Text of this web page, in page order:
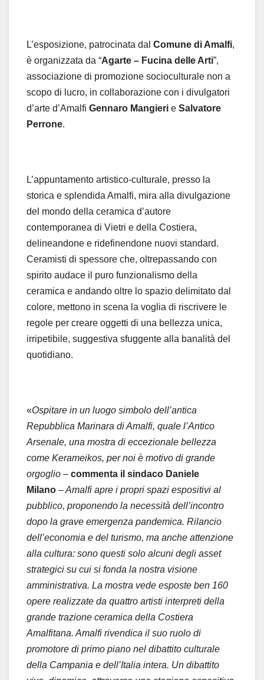
L’esposizione, patrocinata dal Comune di Amalfi,
è organizzata da “Agarte – Fucina delle Arti”,
associazione di promozione socioculturale non a
scopo di lucro, in collaborazione con i divulgatori
d’arte d’Amalfi Gennaro Mangieri e Salvatore
Perrone.
L’appuntamento artistico-culturale, presso la
storica e splendida Amalfi, mira alla divulgazione
del mondo della ceramica d’autore
contemporanea di Vietri e della Costiera,
delineandone e ridefinendone nuovi standard.
Ceramisti di spessore che, oltrepassando con
spirito audace il puro funzionalismo della
ceramica e andando oltre lo spazio delimitato dal
colore, mettono in scena la voglia di riscrivere le
regole per creare oggetti di una bellezza unica,
irripetibile, suggestiva sfuggente alla banalità del
quotidiano.
«Ospitare in un luogo simbolo dell’antica
Repubblica Marinara di Amalfi, quale l’Antico
Arsenale, una mostra di eccezionale bellezza
come Kerameikos, per noi è motivo di grande
orgoglio – commenta il sindaco Daniele
Milano – Amalfi apre i propri spazi espositivi al
pubblico, proponendo la necessità dell’incontro
dopo la grave emergenza pandemica. Rilancio
dell’economia e del turismo, ma anche attenzione
alla cultura: sono questi solo alcuni degli asset
strategici su cui si fonda la nostra visione
amministrativa. La mostra vede esposte ben 160
opere realizzate da quattro artisti interpreti della
grande trazione ceramica della Costiera
Amalfitana. Amalfi rivendica il suo ruolo di
promotore di primo piano nel dibattito culturale
della Campania e dell’Italia intera. Un dibattito